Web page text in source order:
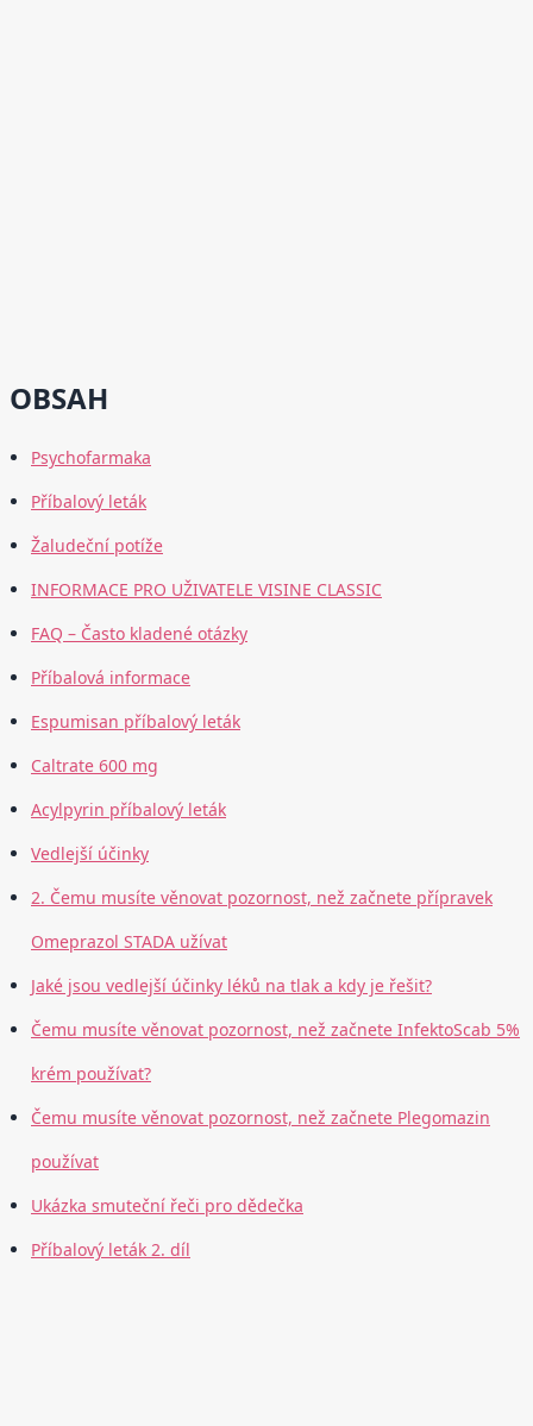
OBSAH
Psychofarmaka
Příbalový leták
Žaludeční potíže
INFORMACE PRO UŽIVATELE VISINE CLASSIC
FAQ – Často kladené otázky
Příbalová informace
Espumisan příbalový leták
Caltrate 600 mg
Acylpyrin příbalový leták
Vedlejší účinky
2. Čemu musíte věnovat pozornost, než začnete přípravek
Omeprazol STADA užívat
Jaké jsou vedlejší účinky léků na tlak a kdy je řešit?
Čemu musíte věnovat pozornost, než začnete InfektoScab 5%
krém používat?
Čemu musíte věnovat pozornost, než začnete Plegomazin
používat
Ukázka smuteční řeči pro dědečka
Příbalový leták 2. díl